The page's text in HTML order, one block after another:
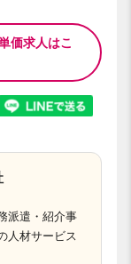
価求人はこ
派遣・紹介事
人材サービス